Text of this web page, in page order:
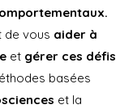
de vous aider à
etgérer ces défis
basées
et la